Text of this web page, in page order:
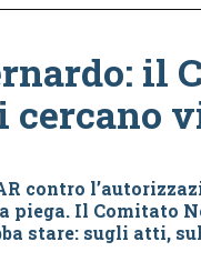
il
cercano
contro
piega. Il Comitato
stare: sugli atti,